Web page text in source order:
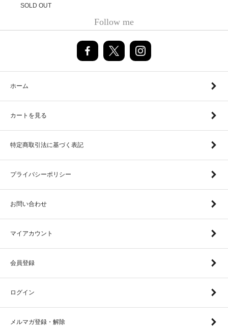
SOLD OUT
Follow me
ホーム
カートを見る
特定商取引法に基づく表記
プライバシーポリシー
お問い合わせ
マイアカウント
会員登録
ログイン
メルマガ登録・解除